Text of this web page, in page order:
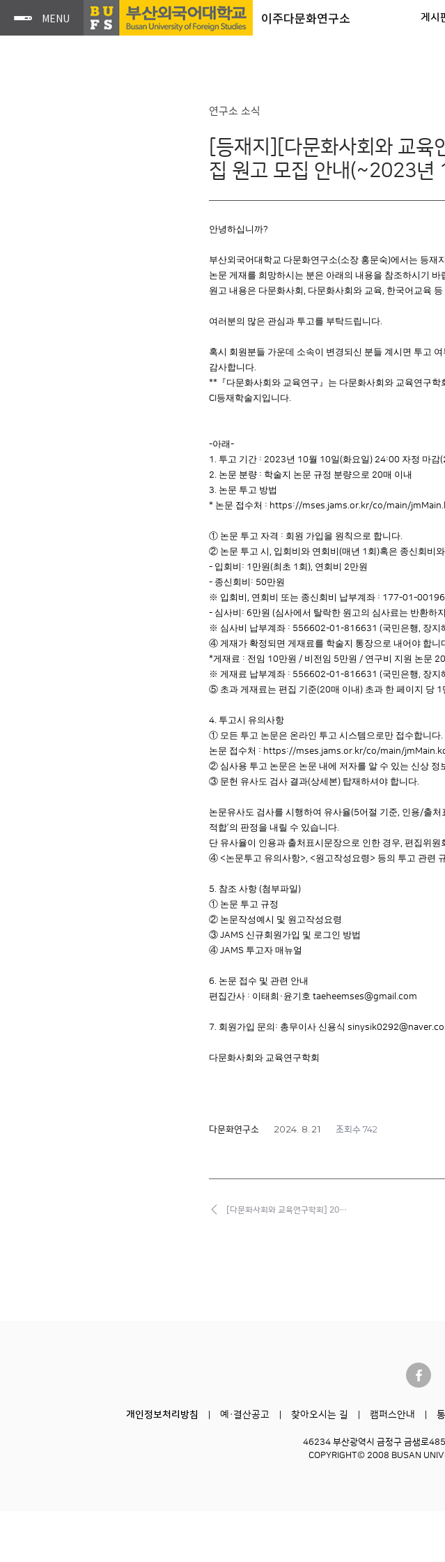
이주다문화연구소 게시
연구소 소식
[등재지][다문화사회와 교육
집 원고 모집 안내(~2023년
안녕하십니까?
부산외국어대학교 다문화연구소(소장 홍문숙)에서는 등재
논문 게재를 희망하시는 분은 아래의 내용을 참조하시기 바
원고 내용은 다문화사회 , 다문화사회와 교육, 한국어교육
여러분의 많은 관심과 투고를 부탁드립니다.
혹시 회원분들 가운데 소속이 변경되신 분들 계시면 투고
감사합니다.
** 『다문화사회와 교육연구』 는 다문화사회와 교육연구학
CI 등재학술지입니다.
-아래-
1. 투고 기간 : 2023년 10월 10일(화요일 ) 24:00 자정 마감
2. 논문 분량 : 학술지 논문 규정 분량으로 20매 이내
3. 논문 투고 방법
* 논문 접수처 : https://mses.jams.or.kr/co/main/
① 논문 투고 자격 : 회원 가입을 원칙으로 합니다.
② 논문 투고 시 , 입회비와 연회비(매년 1 회 )혹은 종신회비
- 입회비 : 1 만원(최초 1 회 ), 연회비 2만원
- 종신회비 : 50만원
※ 입회비 , 연회비 또는 종신회비 납부계좌 : 177-01-
- 심사비 : 6만원 (심사에서 탈락한 원고의 심사료는 반환하
※ 심사비 납부계좌 : 556602-01-816631 (국민은행, 장지
④ 게재가 확정되면 게재료를 학술지 통장으로 내어야 합니
*게재료 : 전임 10만원 / 비전임 5만원 / 연구비 지원 논문 20
※ 게재료 납부계좌 : 556602-01-816631 (국민은행, 장지
⑤ 초과 게재료는 편집 기준(20매 이내 ) 초과 한 페이지 당 1
4. 투고시 유의사항
① 모든 투고 논문은 온라인 투고 시스템으로만 접수합니다.
논문 접수처 : https://mses.jams.or.kr/co/main/
② 심사용 투고 논문은 논문 내에 저자를 알 수 있는 신상
③ 문헌 유사도 검사 결과(상세본) 탑재하셔야 합니다.
논문유사도 검사를 시행하여 유사율(5어절 기준, 인용/출처
적합’의 판정을 내릴 수 있습니다.
단 유사율이 인용과 출처표시문장으로 인한 경우, 편집위원
④ <논문투고 유의사항>, <원고작성요령 > 등의 투고 관련
5. 참조 사항 (첨부파일 )
① 논문 투고 규정
② 논문작성예시 및 원고작성요령
③ JAMS 신규회원가입 및 로그인 방법
④ JAMS 투고자 매뉴얼
6. 논문 접수 및 관련 안내
편집간사 : 이태희 · 윤기호 taeheemses@gmail.com
7. 회원가입 문의 : 총무이사 신용식
다문화사회와 교육연구학회
다문화연구소 2024. 8. 21 조회수 742
[다문화사회와 교육연구학회] 20…
개인정보처리방침 예·결산공고 찾아오시는 길 캠퍼스안내
46234 부산광역시 금정구 금샘로
COPYRIGHT© 2008 BUSAN